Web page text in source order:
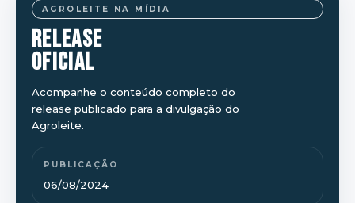
AGROLEITE NA MÍDIA
RELEASE
OFICIAL
Acompanhe o conteúdo completo do
release publicado para a divulgação do
Agroleite.
PUBLICAÇÃO
06/08/2024